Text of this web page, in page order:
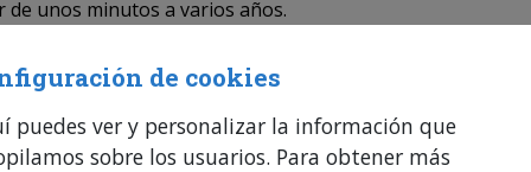
unos minutos a varios años.
uso de las diferentes opciones del sitio web (control de
etc.).
de cookies
puedes ver y personalizar la información que
sobre los usuarios. Para obtener más